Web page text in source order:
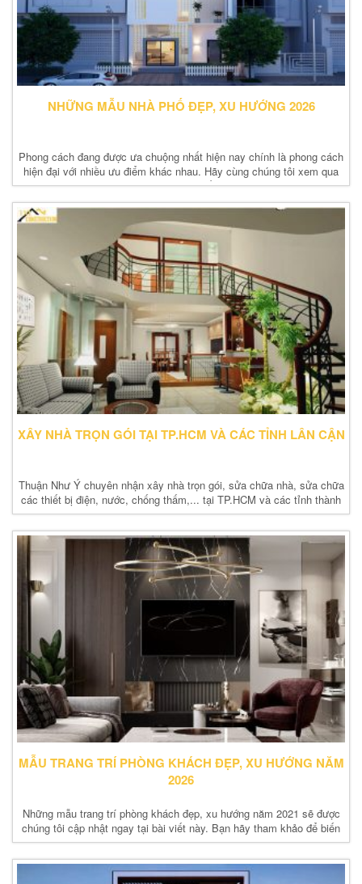
NHỮNG MẪU NHÀ PHỐ ĐẸP, XU HƯỚNG 2026
Phong cách đang được ưa chuộng nhất hiện nay chính là phong cách
hiện đại với nhiều ưu điểm khác nhau. Hãy cùng chúng tôi xem qua
những mẫu nhà phố đẹp...
XÂY NHÀ TRỌN GÓI TẠI TP.HCM VÀ CÁC TỈNH LÂN CẬN
Thuận Như Ý chuyên nhận xây nhà trọn gói, sửa chữa nhà, sửa chữa
các thiết bị điện, nước, chống thấm,... tại TP.HCM và các tỉnh thành
lân cận giá rẻ, uy tín
MẪU TRANG TRÍ PHÒNG KHÁCH ĐẸP, XU HƯỚNG NĂM
2026
Những mẫu trang trí phòng khách đẹp, xu hướng năm 2021 sẽ được
chúng tôi cập nhật ngay tại bài viết này. Bạn hãy tham khảo để biến
phòng khách của mình...